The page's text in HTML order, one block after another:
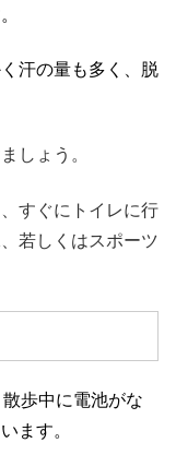
汗の量も多く、脱
しょう。
すぐにトイレに行
若しくはスポーツ
歩中に電池がな
ます。